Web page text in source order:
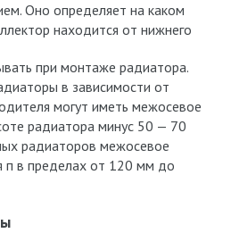
Оно определяет на каком
находится от нижнего
при монтаже радиатора.
в зависимости от
могут иметь межосевое
радиатора минус 50 — 70
радиаторов межосевое
п в пределах от 120 мм до